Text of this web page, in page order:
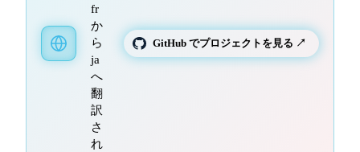
fr
か
ら
ja
へ
翻
訳
さ
れ
GitHub でプロジェクトを見る ↗